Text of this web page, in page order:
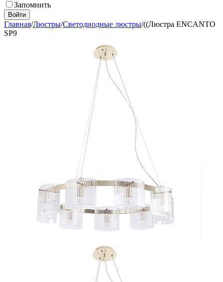
Запомнить
Войти
Главная/Люстры/Светодиодные люстры/((Люстра ENCANTO
SP9